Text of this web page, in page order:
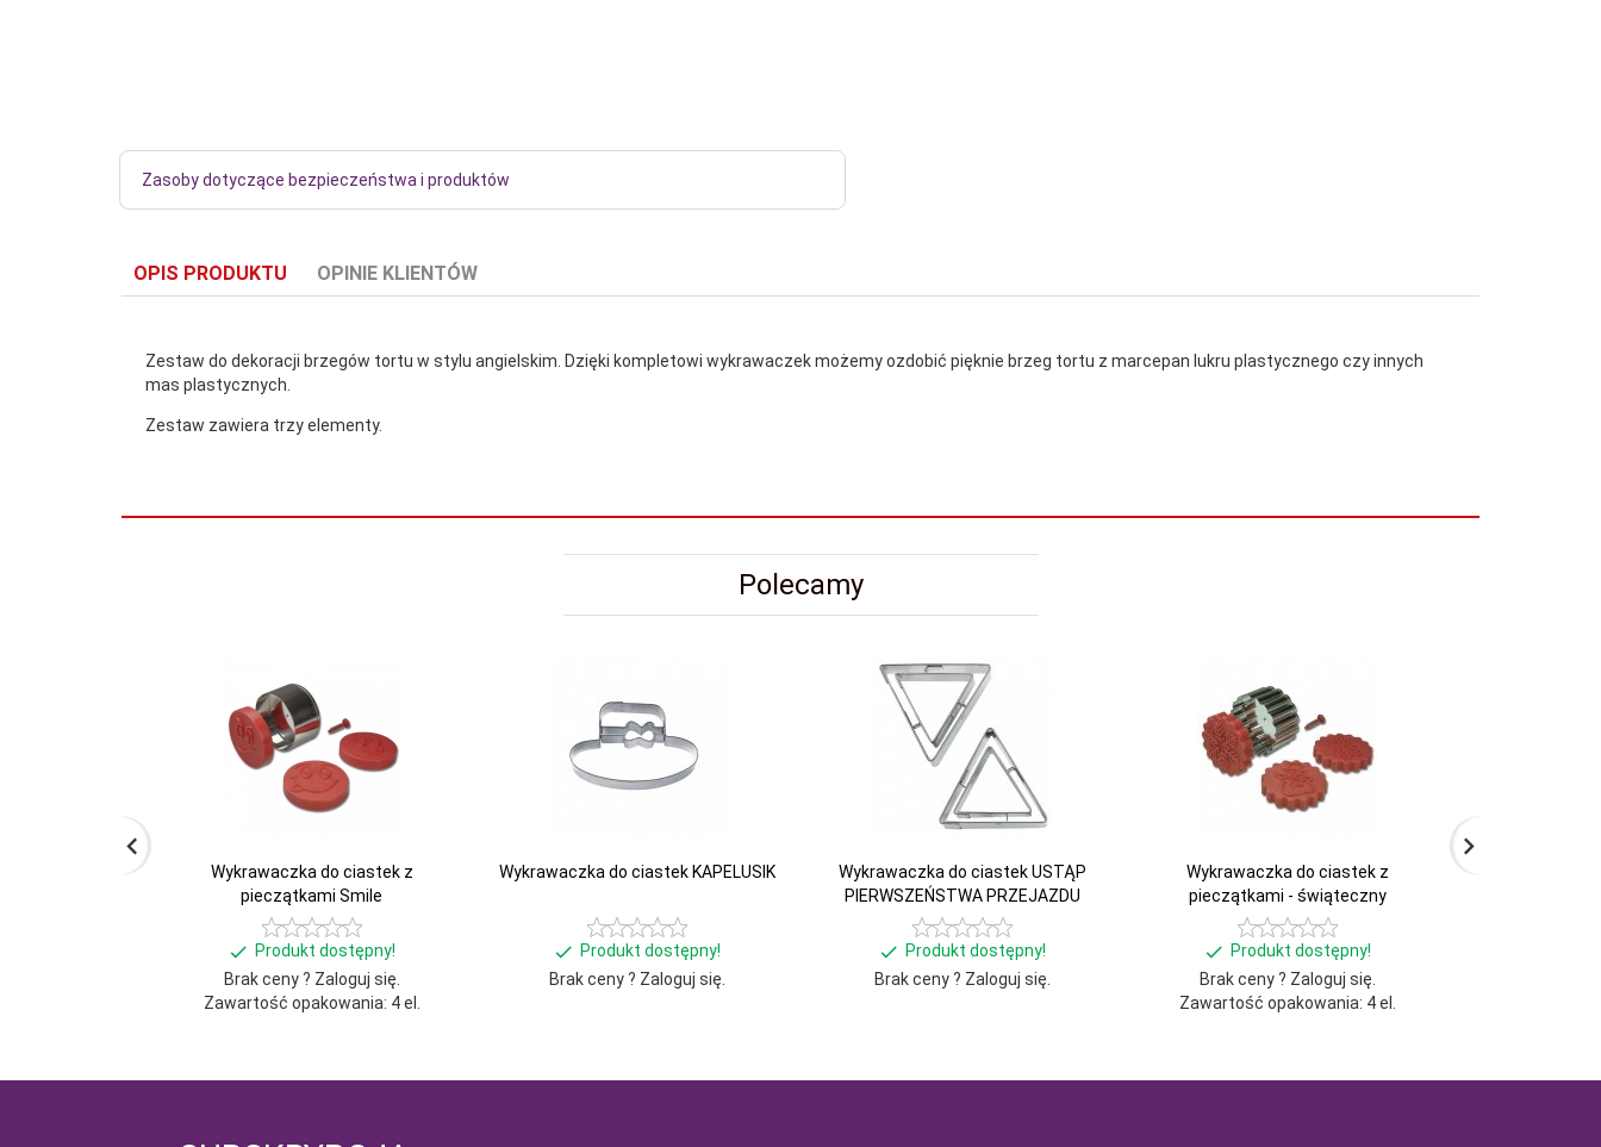
Zasoby dotyczące bezpieczeństwa i produktów
OPIS PRODUKTU OPINIE KLIENTÓW
Zestaw do dekoracji brzegów tortu w stylu angielskim. Dzięki kompletowi wykrawaczek możemy ozdobić pięknie brzeg tortu z marcepan lukru plastycznego czy innych
mas plastycznych.
Zestaw zawiera trzy elementy.
Polecamy
Wykrawaczka do ciastek z
pieczątkami Smile
Produkt dostępny!
Brak ceny ? Zaloguj się.
Zawartość opakowania: 4 el.
Wykrawaczka do ciastek KAPELUSIK
Produkt dostępny!
Brak ceny ? Zaloguj się.
Wykrawaczka do ciastek USTĄP
PIERWSZEŃSTWA PRZEJAZDU
Produkt dostępny!
Brak ceny ? Zaloguj się.
Wykrawaczka do ciastek z
pieczątkami - świąteczny
Produkt dostępny!
Brak ceny ? Zaloguj się.
Zawartość opakowania: 4 el.